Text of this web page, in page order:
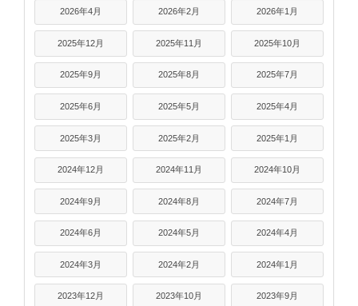
2026年4月 2026年2月 2026年1月
2025年12月 2025年11月 2025年10月
2025年9月 2025年8月 2025年7月
2025年6月 2025年5月 2025年4月
2025年3月 2025年2月 2025年1月
2024年12月 2024年11月 2024年10月
2024年9月 2024年8月 2024年7月
2024年6月 2024年5月 2024年4月
2024年3月 2024年2月 2024年1月
2023年12月 2023年10月 2023年9月